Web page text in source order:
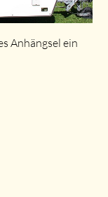
Anhängsel ein